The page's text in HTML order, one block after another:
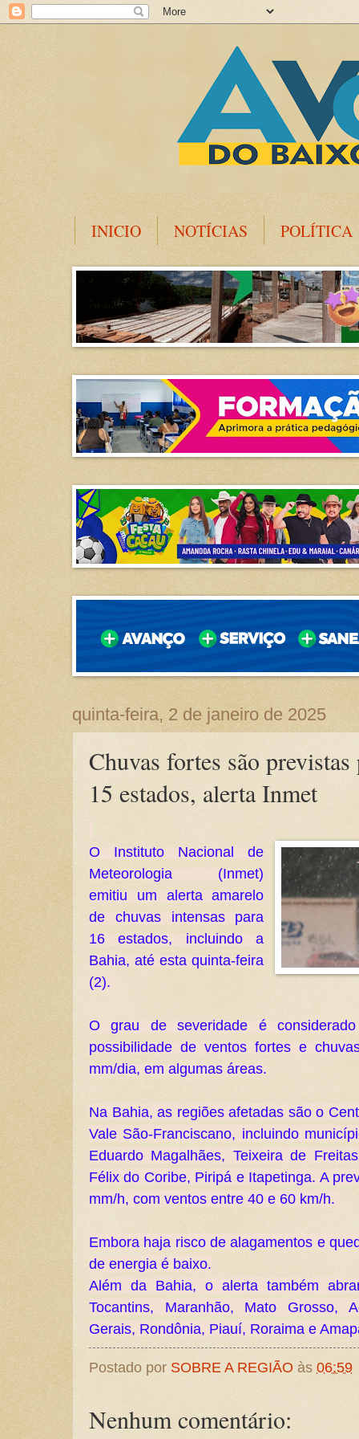
INICIO NOTÍCIAS POLÍTICA
quinta-feira, 2 de janeiro de 2025
Chuvas fortes são
15 estados, alerta Inmet
O Instituto Nacional de
Meteorologia (Inmet)
emitiu um alerta amarelo
de chuvas intensas para
16 estados, incluindo a
Bahia, até esta quinta-feira
(2).
O grau de severidade é
possibilidade de ventos fortes e
mm/dia, em algumas áreas.
Na Bahia, as regiões afetadas são o
Vale São-Franciscano, incluindo
Eduardo Magalhães, Teixeira de
Félix do Coribe, Piripá e Itapetinga. A
mm/h, com ventos entre 40 e 60 km/h.
Embora haja risco de alagamentos e
de energia é baixo.
Além da Bahia, o alerta também
Tocantins, Maranhão, Mato Grosso,
Gerais, Rondônia, Piauí, Roraima e
Postado por SOBRE A REGIÃO às 06:59
Nenhum comentário: